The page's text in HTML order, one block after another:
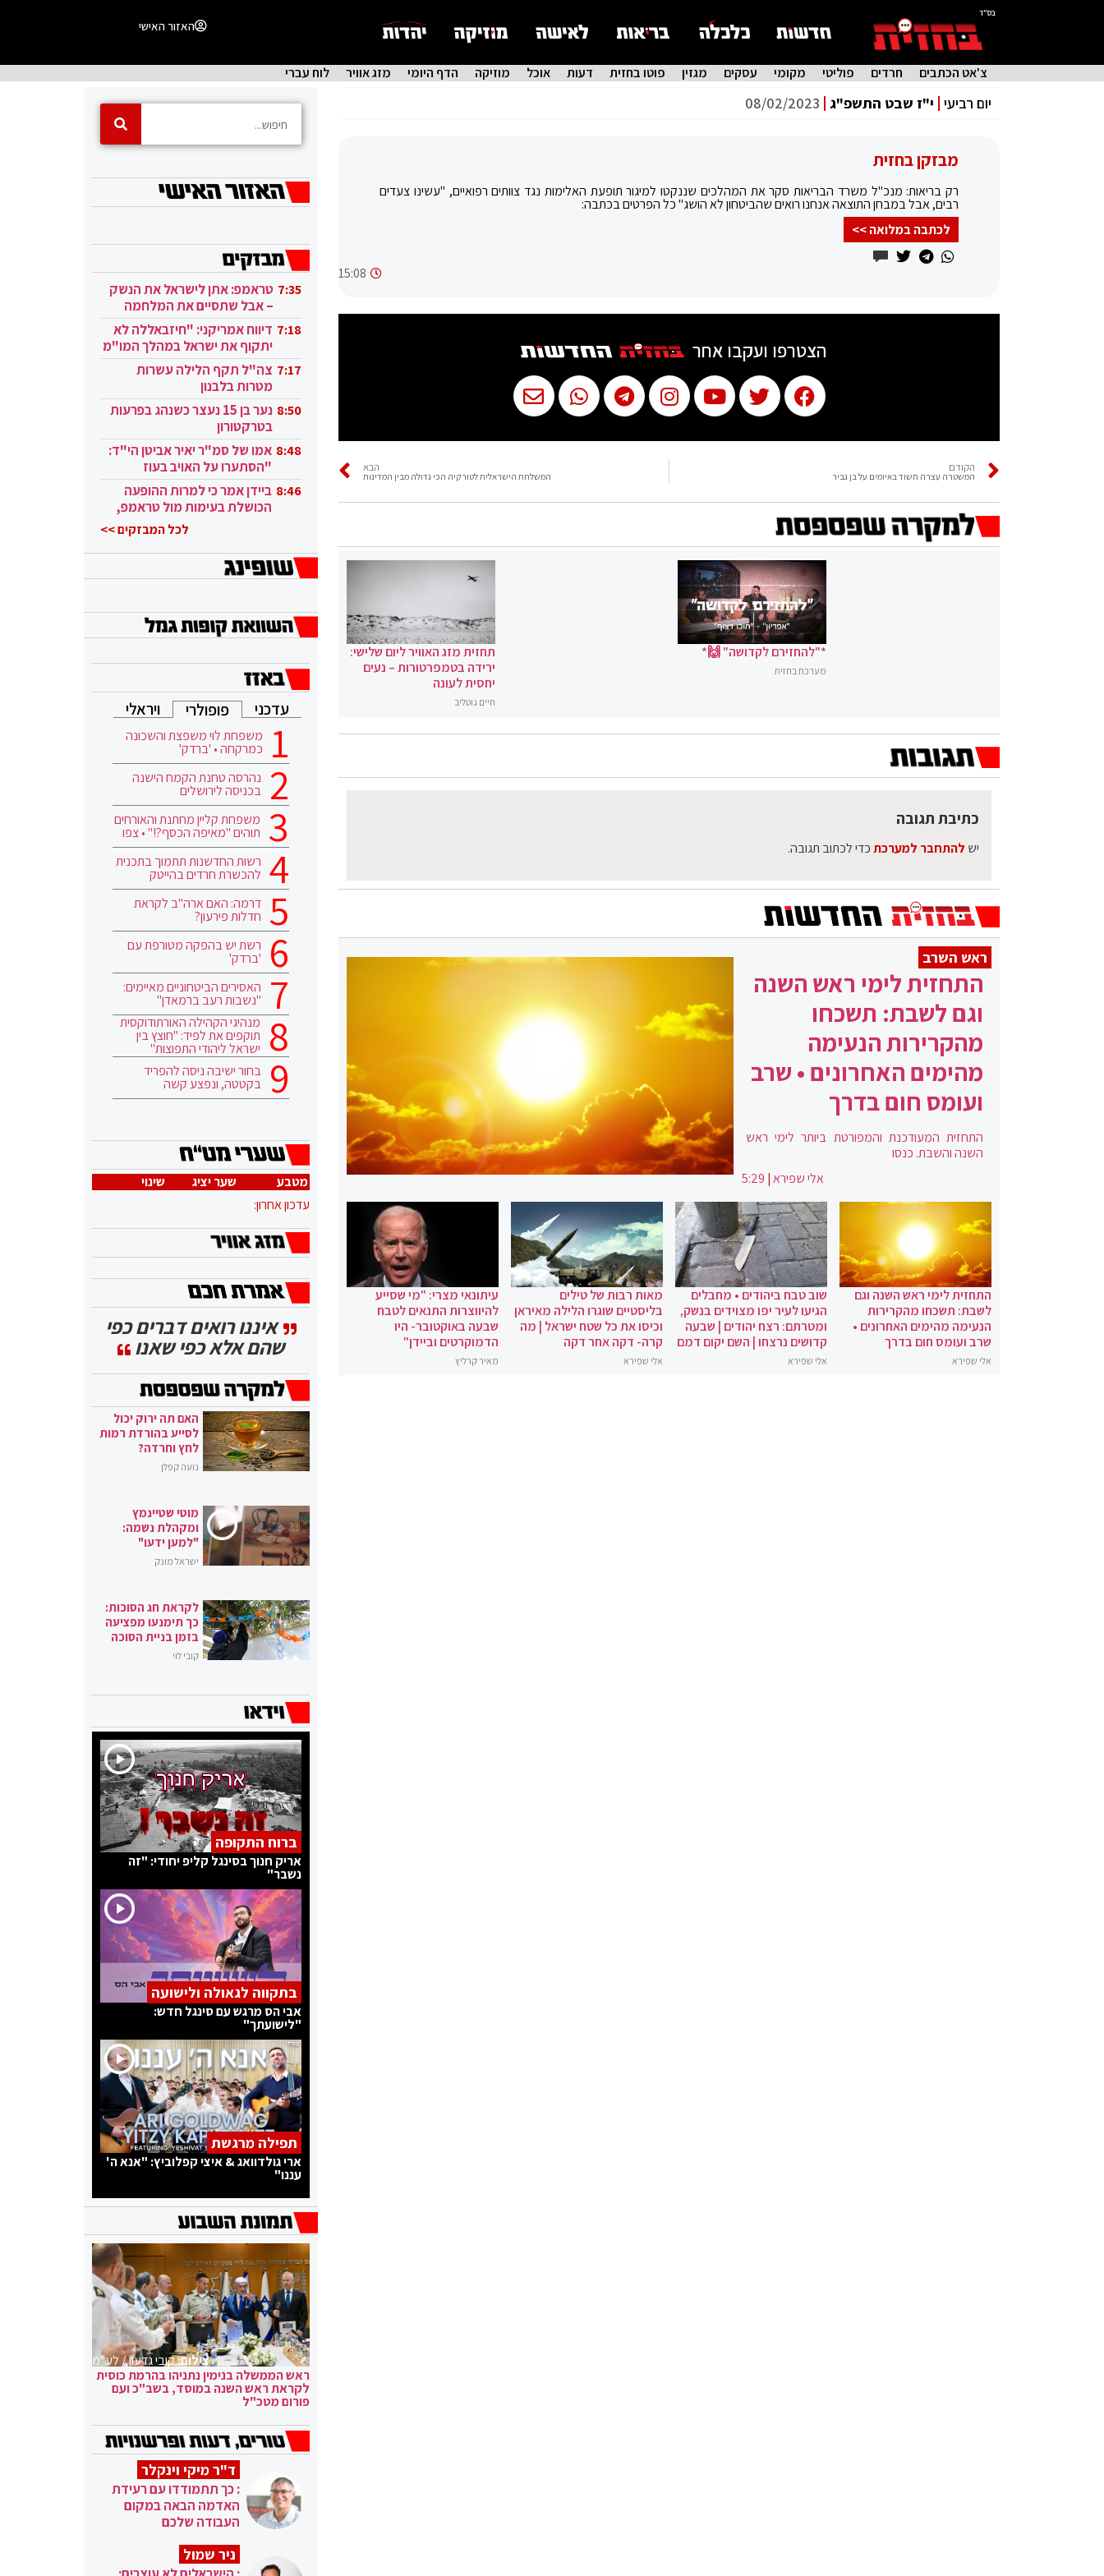
בס"ד
האזור האישי
צ'אט הכתבים חרדים פוליטי מקומי עסקים מגזין פוטו בחזית דעות אוכל מוזיקה הדף היומי מזג אוויר לוח עברי
יום רביעי י"ז שבט התשפ"ג 08/02/2023
מבזקן בחזית
רק בריאות: מנכ"ל משרד הבריאות סקר את המהלכים שננקטו למיגור תופעת האלימות נגד צוותים רפואיים, "עשינו צעדים
רבים, אבל במבחן התוצאה אנחנו רואים שהביטחון לא הושג" כל הפרטים בכתבה:
לכתבה במלואה >>
15:08
הצטרפו ועקבו אחר
הקודם
המשטרה עצרה חשוד באיומים על בן גביר
הבא
המשלחת הישראלית לטורקיה הכי גדולה מבין המדינות
*"להחזירם לקדושה" 🙌*
מערכת בחזית
תחזית מזג האוויר ליום שלישי:
ירידה בטמפרטורות – נעים
יחסית לעונה
חיים גוטליב
כתיבת תגובה
יש להתחבר למערכתכדי לכתוב תגובה.
ראש השרב
התחזית לימי ראש השנה
וגם לשבת: תשכחו
מהקרירות הנעימה
מהימים האחרונים • שרב
ועומס חום בדרך
התחזית המעודכנת והמפורטת ביותר לימי ראש
השנה והשבת. כנסו
אלי שפירא|
5:29
התחזית לימי ראש השנה וגם
לשבת: תשכחו מהקרירות
הנעימה מהימים האחרונים •
שרב ועומס חום בדרך
אלי שפירא
שוב טבח ביהודים • מחבלים
הגיעו לעיר יפו מצוידים בנשק,
ומטרתם: רצח יהודים | שבעה
קדושים נרצחו | השם יקום דמם
אלי שפירא
מאות רבות של טילים
בליסטיים שוגרו הלילה מאיראן
וכיסו את כל שטח ישראל | מה
קרה- דקה אחר דקה
אלי שפירא
עיתונאי מצרי: "מי שסייע
להיווצרות התנאים לטבח
שבעה באוקטובר- היו
הדמוקרטים וביידן"
מאיר קרליץ
7:35 טראמפ: אתן לישראל את הנשק
– אבל שתסיים את המלחמה
בעזה 7:18 דיווח אמריקני: "חיזבאללה לא
יתקוף את ישראל במהלך המו"מ
בקטאר" 7:17 צה"ל תקף הלילה עשרות
מטרות בלבנון
8:50
נער בן 15 נעצר כשנהג בפרעות
בטרקטורון
8:48 אמו של סמ"ר יאיר אביטן הי"ד:
"הסתערו על האויב בעוז
ובגבורה" 8:46 ביידן אמר כי למרות ההופעה
הכושלת בעימות מול טראמפ,
לכל המבזקים >>
עדכני פופולרי ויראלי
משפחת לוי משפצת והשכונה
כמרקחה • 'ברדק'
נהרסה טחנת הקמח הישנה
בכניסה לירושלים
משפחת קליין מחתנת והאורחים
תוהים "מאיפה הכסף?!" • צפו
רשות החדשנות תתמוך בתכנית
להכשרת חרדים בהייטק
דרמה: האם ארה"ב לקראת
חדלות פירעון?
רשת יש בהפקה מטורפת עם
'ברדק'
האסירים הביטחוניים מאיימים:
"נשבות רעב ברמאדן"
מנהיגי הקהילה האורתודוקסית
תוקפים את לפיד: "חוצץ בין
ישראל ליהודי התפוצות"
בחור ישיבה ניסה להפריד
בקטטה, ונפצע קשה
מטבע שער יציג
שינוי
עדכון אחרון:
איננו רואים דברים כפי
שהם אלא כפי שאנו
האם תה ירוק יכול
לסייע בהורדת רמות
לחץ וחרדה?
נועה קפלן
מוטי שטיינמץ
ומקהלת נשמה:
"למען ידעו"
ישראל מונק
לקראת חג הסוכות:
כך תימנעו מפציעה
בזמן בניית הסוכה
קובי לוי
ברוח התקופה
אריק חנוך בסינגל קליפ יחודי: "זה
נשבר"
בתקווה לגאולה ולישועה
אבי הס מרגש עם סינגל חדש:
"לישועתך"
תפילה מרגשת
ארי גולדוואג & איצי קפלוביץ: "אנא ה'
עננו"
צילום:קובי גדעון / לע"מ
ראש הממשלה בנימין נתניהו בהרמת כוסית
לקראת ראש השנה במוסד, בשב"כ ועם
פורום מטכ"ל
ד"ר מיקי וינקלר
: כך תתמודדו עם רעידת
האדמה הבאה במקום
העבודה שלכם
ניר שמול